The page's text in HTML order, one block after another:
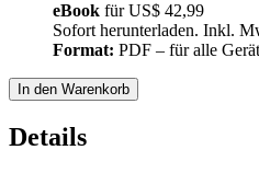
eBook fürUS$ 42,99
Sofort herunterladen. Inkl.
Format: PDF – für alle
In den Warenkorb
Details